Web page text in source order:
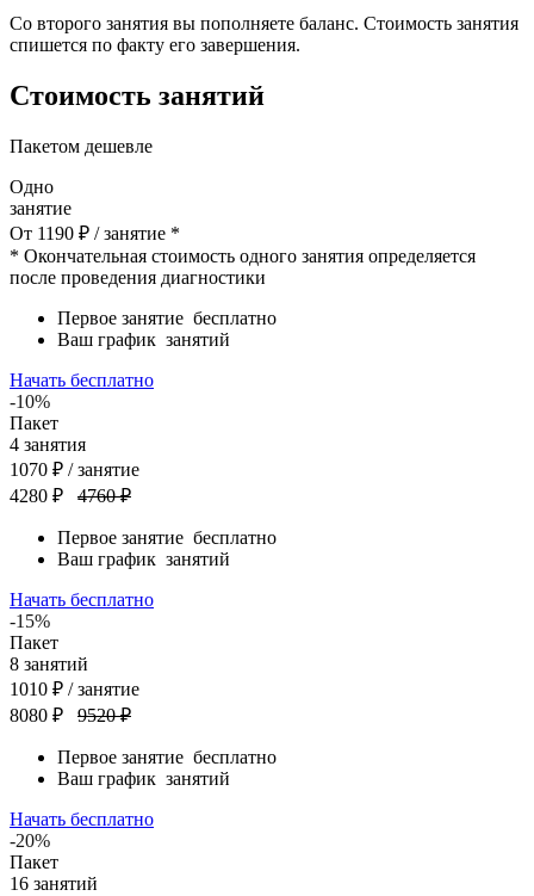
Со второго занятия вы пополняете баланс. Стоимость занятия
спишется по факту его завершения.
Стоимость занятий
Пакетом дешевле
Одно
занятие
От 1190 ₽ / занятие *
* Окончательная стоимость одного занятия определяется
после проведения диагностики
Первое занятие бесплатно
Ваш график занятий
Начать бесплатно
-10%
Пакет
4 занятия
1070 ₽ / занятие
4280 ₽
4760 ₽
Первое занятие бесплатно
Ваш график занятий
Начать бесплатно
-15%
Пакет
8 занятий
1010 ₽ / занятие
8080 ₽
9520 ₽
Первое занятие бесплатно
Ваш график занятий
Начать бесплатно
-20%
Пакет
16 занятий